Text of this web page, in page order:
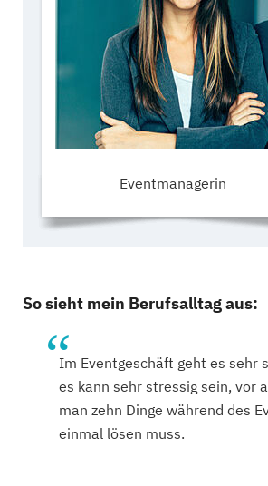
Eventmanagerin
So sieht mein Berufsalltag aus:
Im Eventgeschäft geht es sehr
es kann sehr stressig sein, vor
man zehn Dinge während des
einmal lösen muss.